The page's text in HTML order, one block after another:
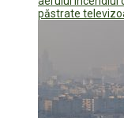
păstrate